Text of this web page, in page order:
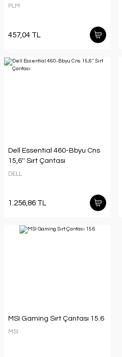
PLM
457,04 TL
Dell Essential 460-Bbyu Cns
15,6'' Sırt Çantası
DELL
1.256,86 TL
MSI Gaming Sırt Çantası 15.6
MSI